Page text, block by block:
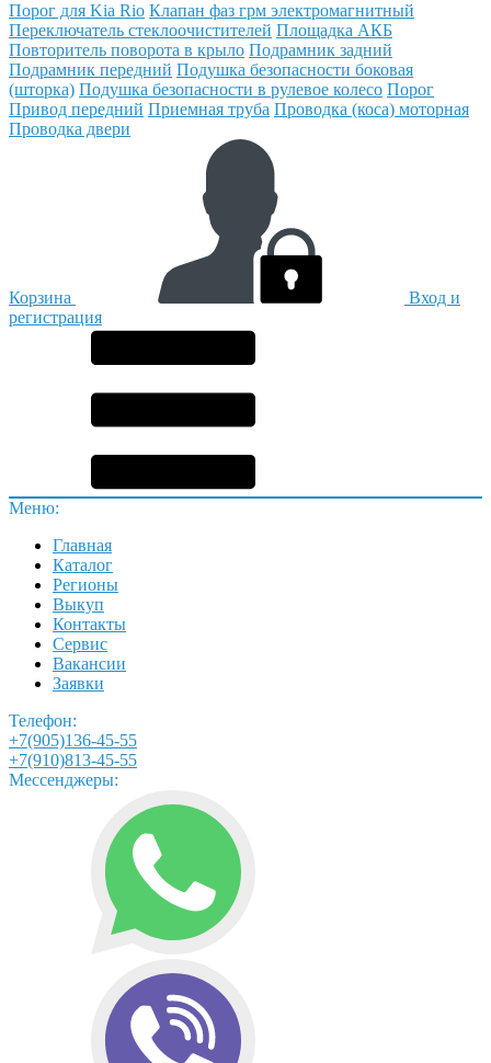
Порог для Kia Rio Клапан фаз грм электромагнитный
Переключатель стеклоочистителей Площадка АКБ
Повторитель поворота в крыло Подрамник задний
Подрамник передний Подушка безопасности боковая
(шторка) Подушка безопасности в рулевое колесо Порог
Привод передний Приемная труба Проводка (коса) моторная
Проводка двери
Корзина
Вход и
регистрация
Меню:
Главная
Каталог
Регионы
Выкуп
Контакты
Сервис
Вакансии
Заявки
Телефон:
+7(905)136-45-55
+7(910)813-45-55
Мессенджеры: